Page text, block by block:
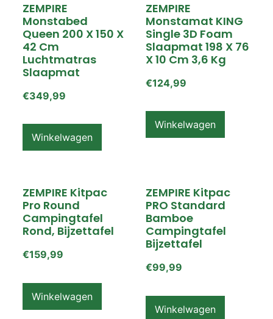
ZEMPIRE
Monstabed
Queen 200 X 150 X
42 Cm
Luchtmatras
Slaapmat
€349,99
Winkelwagen
ZEMPIRE
Monstamat KING
Single 3D Foam
Slaapmat 198 X 76
X 10 Cm 3,6 Kg
€124,99
Winkelwagen
ZEMPIRE Kitpac
Pro Round
Campingtafel
Rond, Bijzettafel
€159,99
Winkelwagen
ZEMPIRE Kitpac
PRO Standard
Bamboe
Campingtafel
Bijzettafel
€99,99
Winkelwagen